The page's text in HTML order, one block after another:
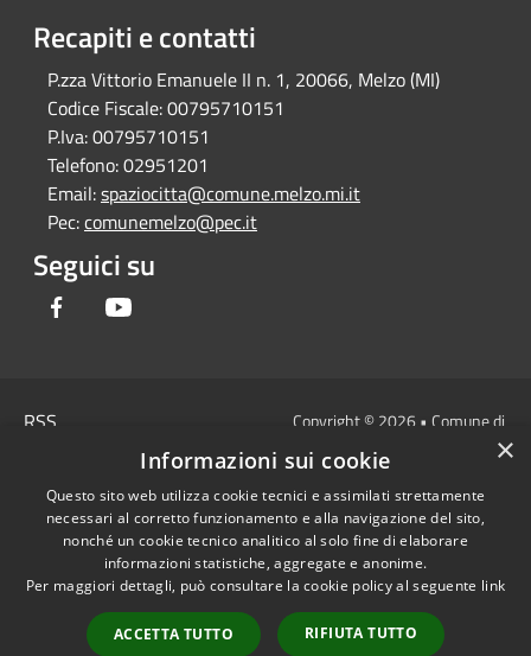
Recapiti e contatti
P.zza Vittorio Emanuele II n. 1, 20066, Melzo (MI)
Codice Fiscale:00795710151
P.Iva:00795710151
Telefono:02951201
Email:spaziocitta@comune.melzo.mi.it
Pec:comunemelzo@pec.it
Seguici su
Facebook
RSS
Cookie
Mappa del sito
Area Interna
Dichiarazione di
accessibilità e/o
Copyright © 2026 • Comune di
Melzo - Città Metropolitana di
Milano • Powered by
Municipium•Accesso
redazione
×
Informazioni sui cookie
Questo sito web utilizza cookie tecnici e assimilati strettamente
necessari al corretto funzionamento e alla navigazione del sito,
nonché un cookie tecnico analitico al solo fine di elaborare
informazioni statistiche, aggregate e anonime.
Per maggiori dettagli, può consultare la cookie policy al seguente link
ACCETTA TUTTO RIFIUTA TUTTO